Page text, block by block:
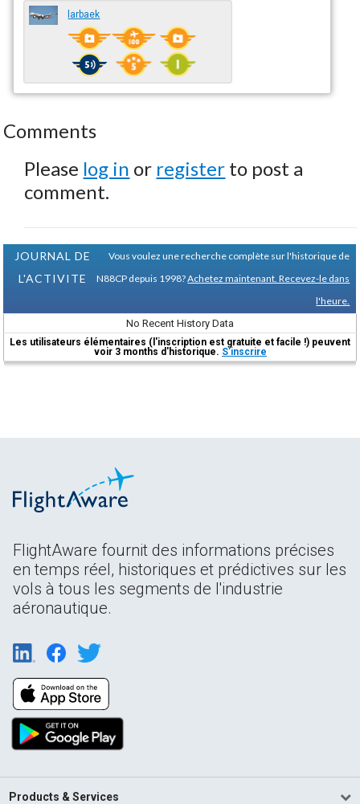
larbaek
Comments
Please log in or register to post a
comment.
JOURNAL DE
L'ACTIVITE
Vous voulez une recherche complète sur l'historique de
N88CP depuis 1998?Achetez maintenant. Recevez-le dans
l'heure.
No Recent History Data
Les utilisateurs élémentaires (l'inscription est gratuite et facile !) peuvent
voir 3 months d'historique. S'inscrire
FlightAware fournit des informations précises
en temps réel, historiques et prédictives sur les
vols à tous les segments de l'industrie
aéronautique.
Products & Services